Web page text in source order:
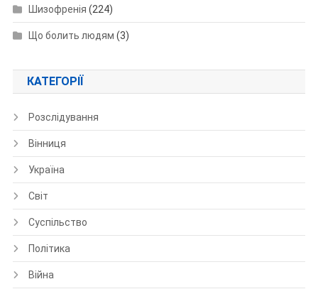
Шизофренія (224)
Що болить людям (3)
КАТЕГОРІЇ
Розслідування
Вінниця
Україна
Світ
Суспільство
Політика
Війна